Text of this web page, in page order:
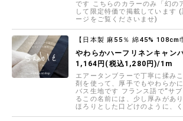
です こちらのカラーのみ「幻の
して限定特価で掲載しています
ージをご覧くださいませ)
【日本製 麻55％ 綿45% 108cm
やわらかハーフリネンキャン
1,164円(税込1,280円)/1m
エアータンブラーで丁寧に揉み
剤を使って、厚手でもやわらか
バス生地です フランス語で“サ
るこの名前には、少し厚みがあ
ほろりとした口どけのように、